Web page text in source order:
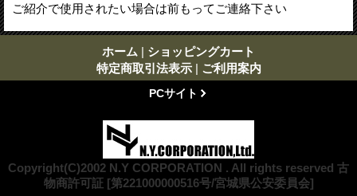
ご紹介で使用されたい場合は前もってご連絡下さい
ホーム | ショッピングカート
特定商取引法表示 | ご利用案内
PCサイト
Copyright(C)2002 N.Y CORPORATION . All rights reserved 古
物商許可証 [第221000000516号/宮城県公安委員会]